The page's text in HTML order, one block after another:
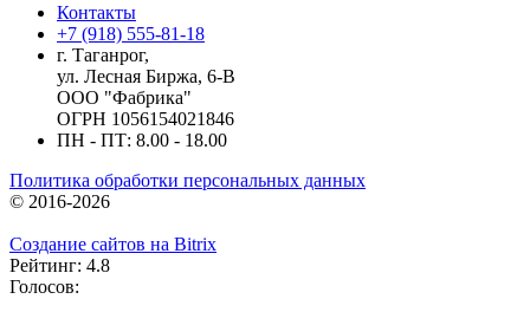
Контакты
+7 (918) 555-81-18
г. Таганрог,
ул. Лесная Биржа, 6-В
ООО "Фабрика"
ОГРН 1056154021846
ПН - ПТ: 8.00 - 18.00
Политика обработки персональных данных
© 2016-2026
Создание сайтов на Bitrix
Рейтинг: 4.8
Голосов: